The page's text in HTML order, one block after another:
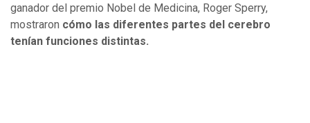
ganador del premio Nobel de Medicina, Roger Sperry,
mostraron cómo las diferentes partes del cerebro
tenían funciones distintas.